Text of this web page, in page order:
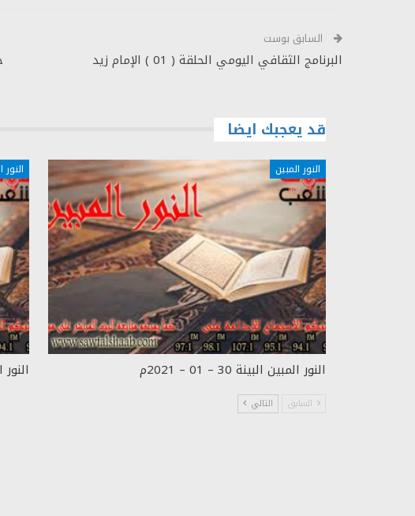
السابق بوست
البرنامج الثقافي اليومي الحلقة ( 01 ) الإمام زيد
قد يعجبك ايضا
النور المبين
النور المبين البينة 30 – 01 – 2021م
النور
النور
السابق التالي